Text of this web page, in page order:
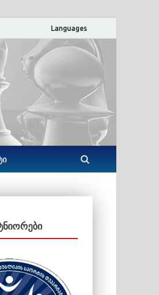
Languages
ჭადრაკის ფედერაცია